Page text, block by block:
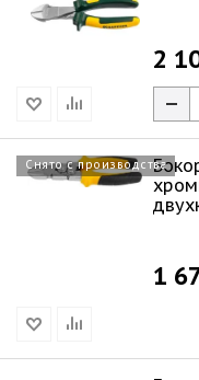
2
Снято с производства
1